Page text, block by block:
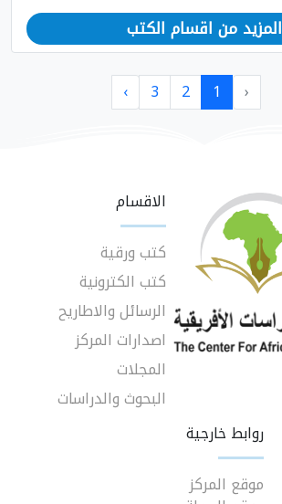
المزيد من اقسام الكتب
‹
1
2
3
›
الاقسام
كتب ورقية
كتب الكترونية
الرسائل والاطاريح
اصدارات المركز
المجلات
البحوث والدراسات
روابط خارجية
موقع المركز